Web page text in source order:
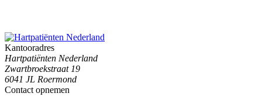
Kantooradres
Hartpatiënten Nederland
Zwartbroekstraat 19
6041 JL Roermond
Contact opnemen